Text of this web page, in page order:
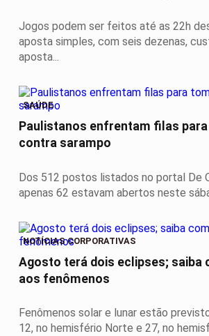
Jogos podem ser feitos até as 22h
aposta simples, com seis dezenas,
aposta...
SAÚDE
Paulistanos enfrentam filas
contra sarampo
Dos 512 postos listados no portal De
apenas 62 estavam abertos neste
NOTÍCIAS CORPORATIVAS
Agosto terá dois eclipses; saiba
aos fenômenos
Fenômenos solar e lunar estão
12, no hemisfério Norte e 27, no